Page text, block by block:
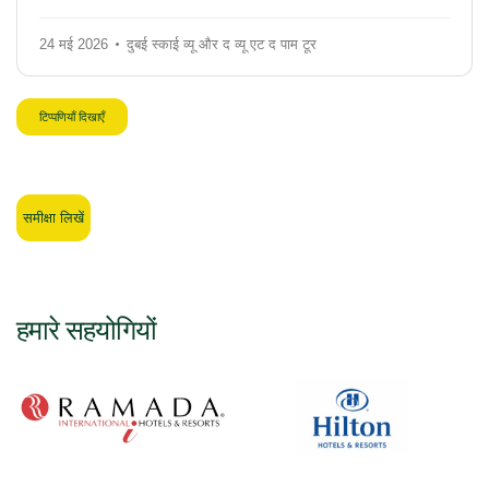
24 मई 2026 दुबई स्काई व्यू और द व्यू एट द पाम टूर
टिप्पणियाँ दिखाएँ
समीक्षा लिखें
हमारे सहयोगियों